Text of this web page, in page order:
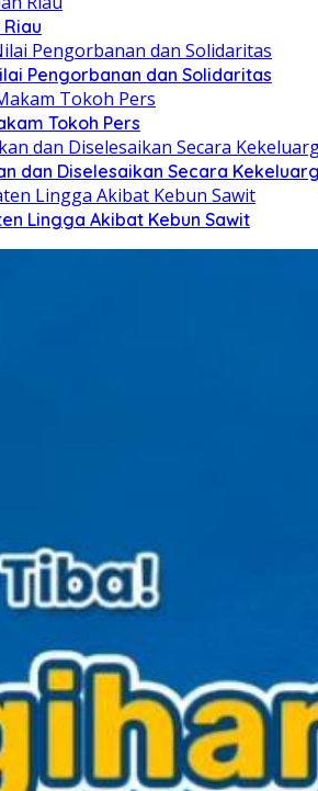
Pengorbanan dan Solidaritas
Tokoh Pers
dan Diselesaikan Secara
Lingga Akibat Kebun Sawit